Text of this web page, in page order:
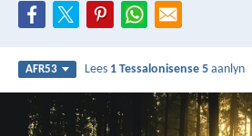
AFR53 Lees 1 Tessalonisense 5 aanlyn